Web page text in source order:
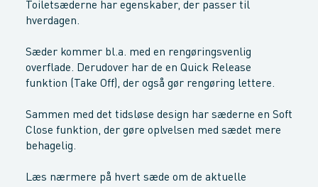
Toiletsæderne har egenskaber, der passer til
hverdagen.
Sæder kommer bl.a. med en rengøringsvenlig
overflade. Derudover har de en Quick Release
funktion (Take Off), der også gør rengøring lettere.
Sammen med det tidsløse design har sæderne en Soft
Close funktion, der gøre oplvelsen med sædet mere
behagelig.
Læs nærmere på hvert sæde om de aktuelle